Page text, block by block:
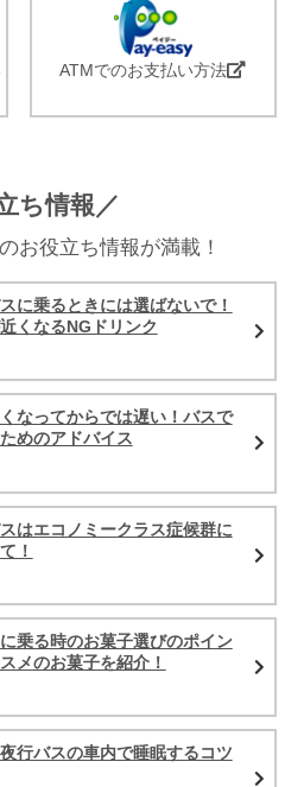
ATMでのお支払い方法
ち情報／
お役立ち情報が満載！
に乗るときには選ばないで！
くなるNGドリンク
なってからでは遅い！バスで
めのアドバイス
はエコノミークラス症候群に
！
乗る時のお菓子選びのポイン
メのお菓子を紹介！
行バスの車内で睡眠するコツ